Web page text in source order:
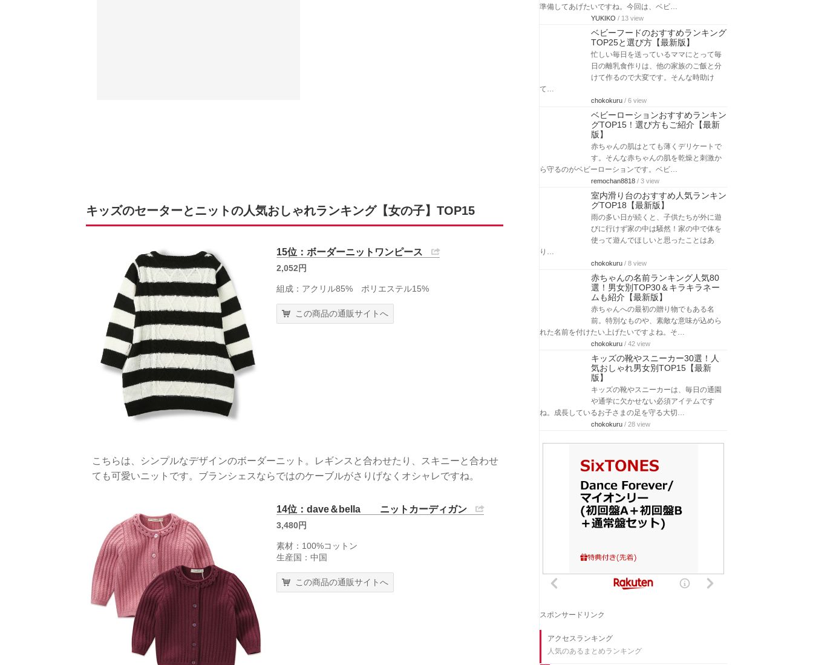
キッズのセーターとニットの人気おしゃれランキング【女の子】TOP15
15位：ボーダーニットワンピース
2,052円
組成：アクリル85% ポリエステル15%
この商品の通販サイトへ
こちらは、シンプルなデザインのボーダーニット。レギンスと合わせたり、スキニーと合わせ
ても可愛いニットです。ブランシェスならではのケーブルがさりげなくオシャレですね。
14位：dave＆bella ニットカーディガン
3,480円
素材：100%コットン
生産国：中国
この商品の通販サイトへ
準備してあげたいですね。今回は、ベビ…
YUKIKO / 13 view
ベビーフードのおすすめランキング
TOP25と選び方【最新版】
忙しい毎日を送っているママにとって毎
日の離乳食作りは、他の家族のご飯と分
けて作るので大変です。そんな時助け
て…
chokokuru / 6 view
ベビーローションおすすめランキン
グTOP15！選び方もご紹介【最新
版】
赤ちゃんの肌はとても薄くデリケートで
す。そんな赤ちゃんの肌を乾燥と刺激か
ら守るのがベビーローションです。ベビ…
remochan8818 / 3 view
室内滑り台のおすすめ人気ランキン
グTOP18【最新版】
雨の多い日が続くと、子供たちが外に遊
びに行けず家の中は騒然！家の中で体を
使って遊んでほしいと思ったことはあ
り…
chokokuru / 8 view
赤ちゃんの名前ランキング人気80
選！男女別TOP30＆キラキラネー
ムも紹介【最新版】
赤ちゃんへの最初の贈り物でもある名
前。特別なものや、素敵な意味が込めら
れた名前を付けたい上げたいですよね。そ…
chokokuru / 42 view
キッズの靴やスニーカー30選！人
気おしゃれ男女別TOP15【最新
版】
キッズの靴やスニーカーは、毎日の通園
や通学に欠かせない必須アイテムです
ね。成長しているお子さまの足を守る大切…
chokokuru / 28 view
スポンサードリンク
アクセスランキング
人気のあるまとめランキング